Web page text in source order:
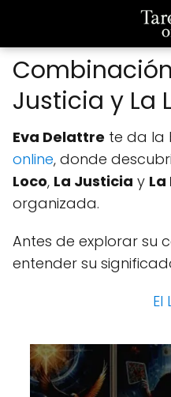
Combinación
Justicia y La
Eva Delattre te da la
online, donde
Loco, La Justicia y La
organizada.
Antes de explorar su
entender su
El